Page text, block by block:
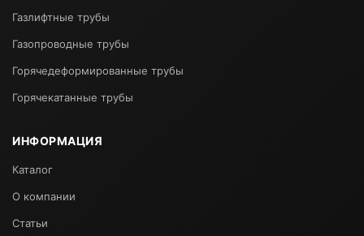
Газлифтные трубы
Газопроводные трубы
Горячедеформированные трубы
Горячекатанные трубы
ИНФОРМАЦИЯ
Каталог
О компании
Статьи